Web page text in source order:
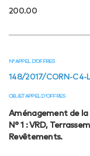
200.00
N° APPEL D’OFFRES
148/2017/CORN-C4-
OBJET APPEL D'OFFRES
Aménagement de la
N° 1 : VRD,
Revêtements.